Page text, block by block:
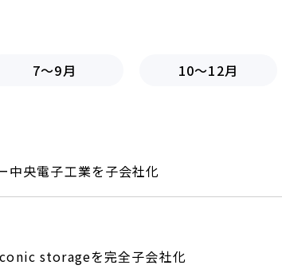
7～9月 10～12月
中央電子工業を子会社化
storageを完全子会社化